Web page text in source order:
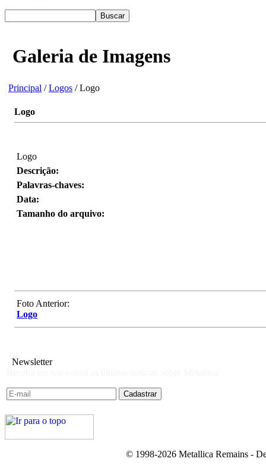
Galeria de Imagens
Principal /Logos / Logo
Logo
Logo
Descrição:
Palavras-chaves:
Data:
Tamanho do arquivo:
Foto Anterior:
Logo
Newsletter
© 1998-2026 Metallica Remains -